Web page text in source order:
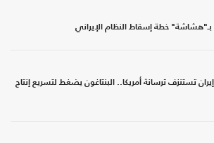
بـ"هشاشة" خطة إسقاط النظام الإيراني
تستنزف ترسانة أمريكا.. البنتاغون يضغط لتسريع إنتاج